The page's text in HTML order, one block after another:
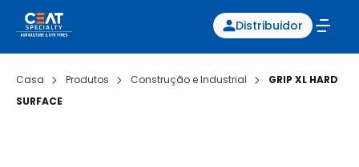
Distribuidor
Casa Produtos Construção e Industrial
GRIP XL HARD
SURFACE